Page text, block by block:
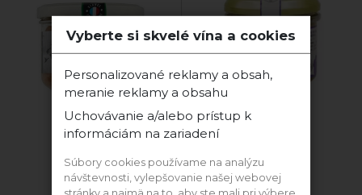
Vyberte si skvelé vína a cookies
Personalizované reklamy a obsah,
meranie reklamy a obsahu
Uchovávanie a/alebo prístup k
informáciám na zariadení
Súbory cookies používame na analýzu
návštevnosti, vylepšovanie našej webovej